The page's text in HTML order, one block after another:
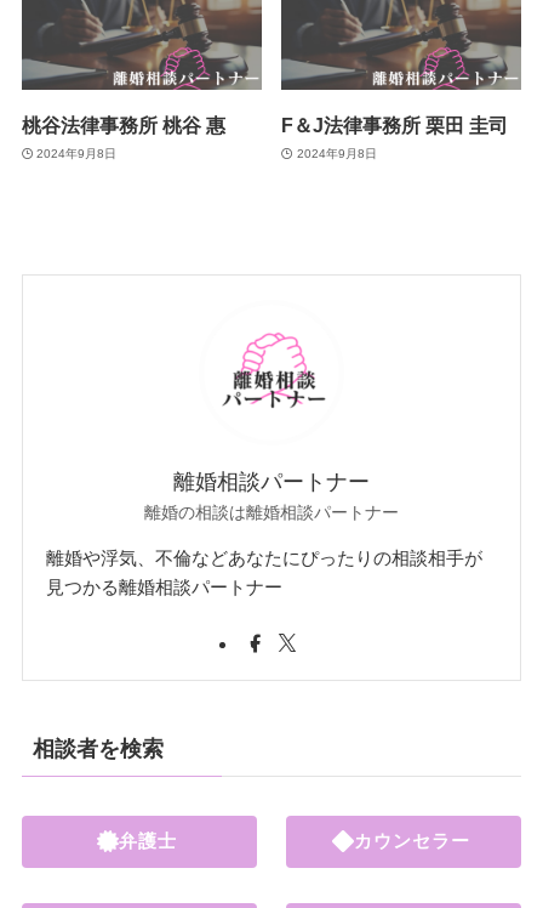
桃谷法律事務所 桃谷 惠
2024年9月8日
F＆J法律事務所 栗田 圭司
2024年9月8日
離婚相談パートナー
離婚の相談は離婚相談パートナー
離婚や浮気、不倫などあなたにぴったりの相談相手が
見つかる離婚相談パートナー
相談者を検索
弁護士 カウンセラー